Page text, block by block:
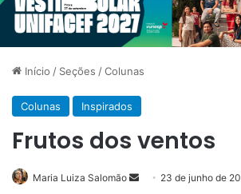
Início / Seções /Colunas
Colunas Inspirados
Frutos dos ventos
Maria Luiza Salomão
Mande23 de junho de